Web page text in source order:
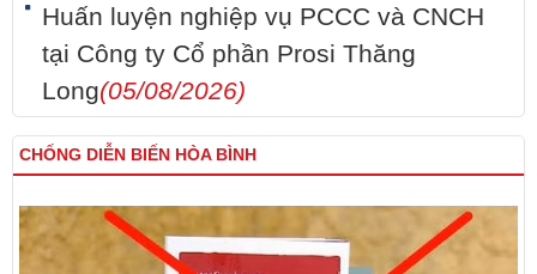
Huấn luyện nghiệp vụ PCCC và CNCH
tại Công ty Cổ phần Prosi Thăng
Long(05/08/2026)
CHỐNG DIỄN BIẾN HÒA BÌNH